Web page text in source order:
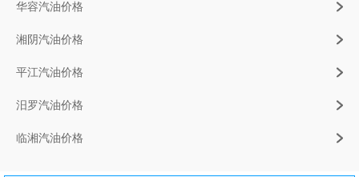
华容汽油价格
湘阴汽油价格
平江汽油价格
汨罗汽油价格
临湘汽油价格